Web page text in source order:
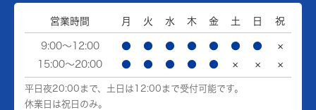
営業時間 月 火 水 木 金 土 日 祝
9:00～12:00 ● ● ● ● ● ● ●
×
15:00～20:00
● ● ● ● ● × × ×
平日夜20:00まで、土日は12:00まで受付可能です。
休業日は祝日のみ。